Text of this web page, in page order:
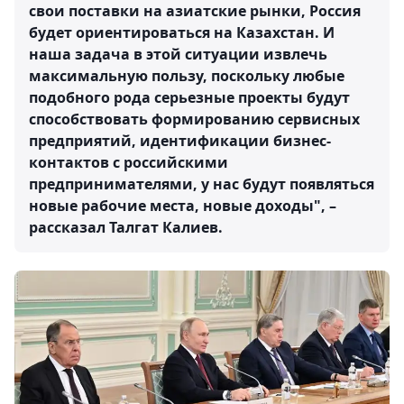
свои поставки на азиатские рынки, Россия
будет ориентироваться на Казахстан. И
наша задача в этой ситуации извлечь
максимальную пользу, поскольку любые
подобного рода серьезные проекты будут
способствовать формированию сервисных
предприятий, идентификации бизнес-
контактов с российскими
предпринимателями, у нас будут появляться
новые рабочие места, новые доходы", –
рассказал Талгат Калиев.